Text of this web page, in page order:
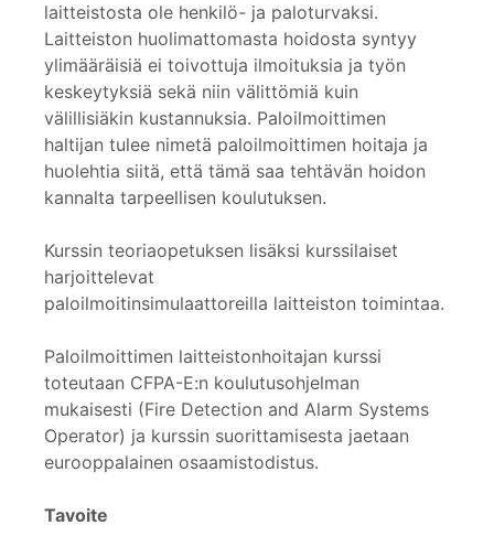
laitteistosta ole henkilö- ja paloturvaksi.
Laitteiston huolimattomasta hoidosta syntyy
ylimääräisiä ei toivottuja ilmoituksia ja työn
keskeytyksiä sekä niin välittömiä kuin
välillisiäkin kustannuksia. Paloilmoittimen
haltijan tulee nimetä paloilmoittimen hoitaja ja
huolehtia siitä, että tämä saa tehtävän hoidon
kannalta tarpeellisen koulutuksen.
Kurssin teoriaopetuksen lisäksi kurssilaiset
harjoittelevat
paloilmoitinsimulaattoreilla laitteiston toimintaa.
Paloilmoittimen laitteistonhoitajan kurssi
toteutaan CFPA-E:n koulutusohjelman
mukaisesti (Fire Detection and Alarm Systems
Operator) ja kurssin suorittamisesta jaetaan
eurooppalainen osaamistodistus.
Tavoite